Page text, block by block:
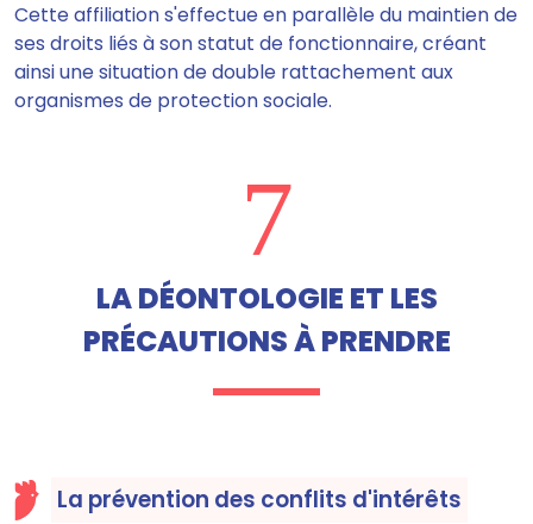
Cette affiliation s'effectue en parallèle du maintien de
ses droits liés à son statut de fonctionnaire, créant
ainsi une situation de double rattachement aux
organismes de protection sociale.
7
LA DÉONTOLOGIE ET LES
PRÉCAUTIONS À PRENDRE
La prévention des conflits d'intérêts